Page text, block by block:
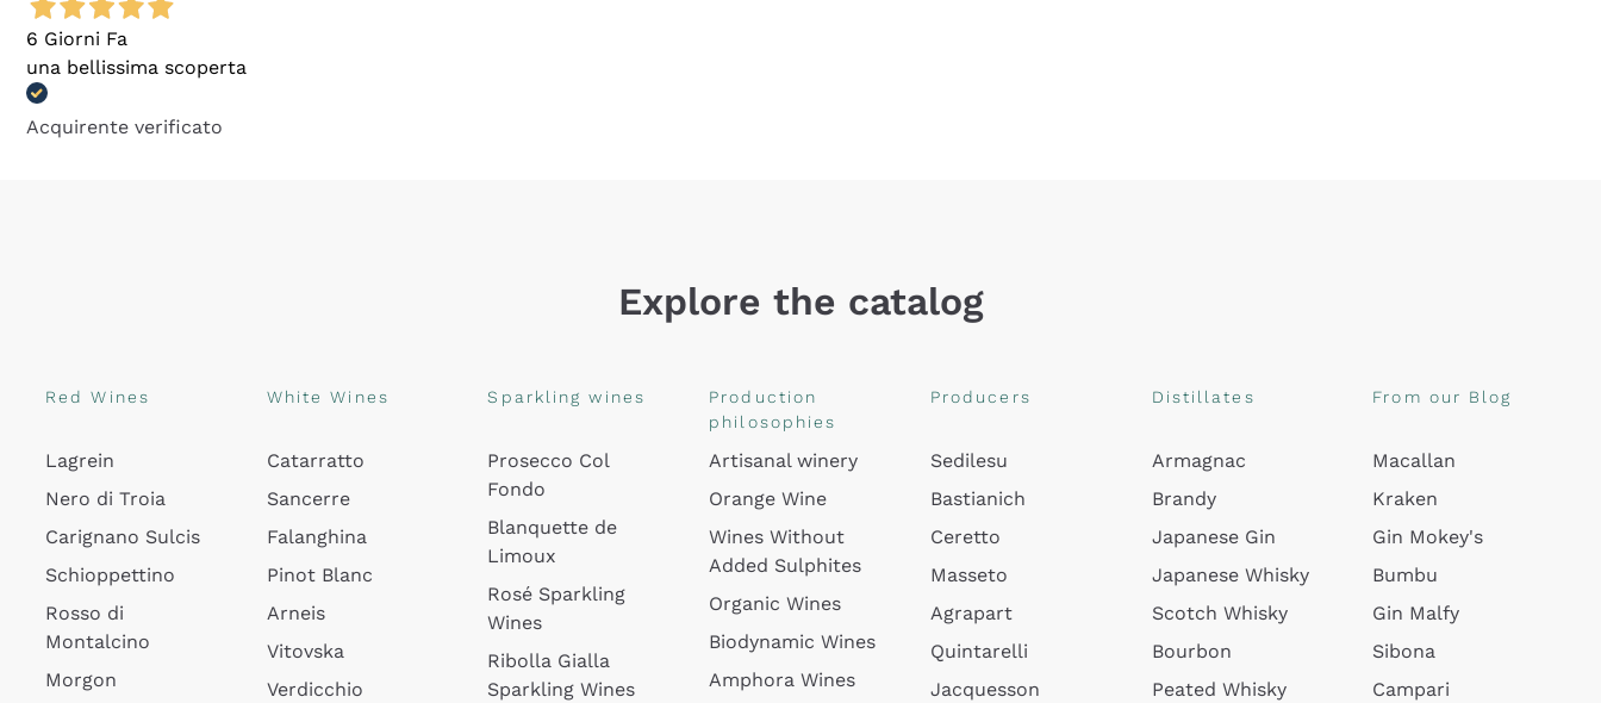
6 Giorni Fa
una bellissima scoperta
Acquirente verificato
Explore the catalog
Red Wines
Lagrein
Nero di Troia
Carignano Sulcis
Schioppettino
Rosso di
Montalcino
Morgon
White Wines
Catarratto
Sancerre
Falanghina
Pinot Blanc
Arneis
Vitovska
Verdicchio
Sparkling wines
Prosecco Col
Fondo
Blanquette de
Limoux
Rosé Sparkling
Wines
Ribolla Gialla
Sparkling Wines
Production
philosophies
Artisanal winery
Orange Wine
Wines Without
Added Sulphites
Organic Wines
Biodynamic Wines
Amphora Wines
Producers
Sedilesu
Bastianich
Ceretto
Masseto
Agrapart
Quintarelli
Jacquesson
Distillates
Armagnac
Brandy
Japanese Gin
Japanese Whisky
Scotch Whisky
Bourbon
Peated Whisky
From our Blog
Macallan
Kraken
Gin Mokey's
Bumbu
Gin Malfy
Sibona
Campari